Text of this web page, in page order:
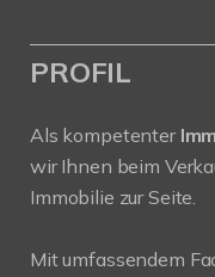
PROFIL
Als kompetenter
wir Ihnen beim
Immobilie zur Seite.
Mit umfassendem